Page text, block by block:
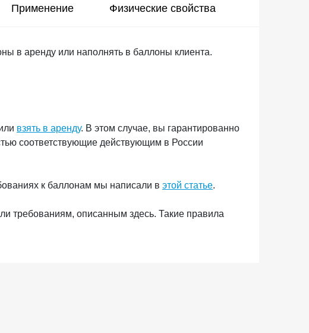
Применение Физические свойства
в аренду или наполнять в баллоны клиента.
взять в аренду. В этом случае, вы гарантированно
соответствующие действующим в России
к баллонам мы написали в этой статье.
требованиям, описанным здесь. Такие правила